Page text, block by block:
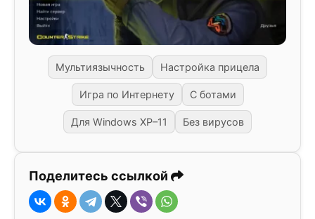
Мультиязычность Настройка прицела
Игра по Интернету С ботами
Для Windows XP–11 Без вирусов
Поделитесь ссылкой